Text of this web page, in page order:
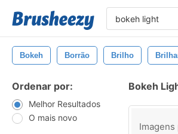
Bokeh Borrão Brilho
Ordenar por:
Melhor Resultados
O mais novo
Bokeh